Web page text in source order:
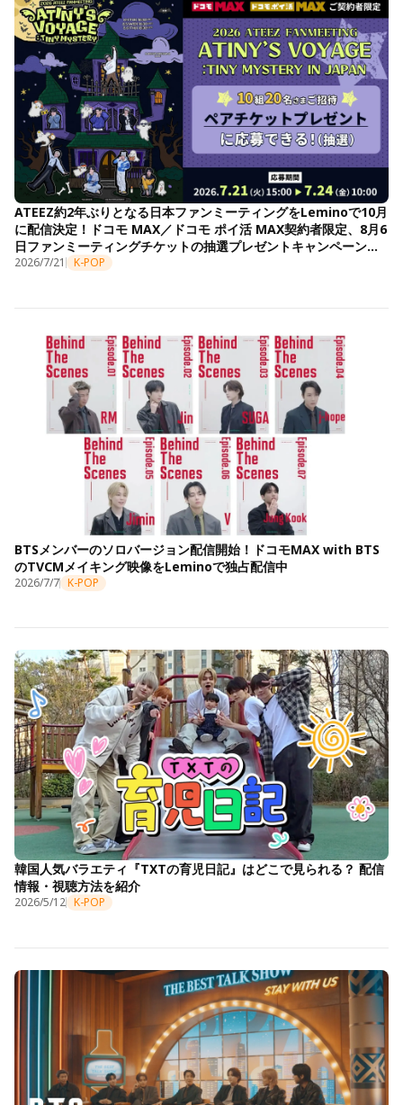
ATEEZ約2年ぶりとなる日本ファンミーティングをLeminoで10月
に配信決定！ドコモ MAX／ドコモ ポイ活 MAX契約者限定、8月6
日ファンミーティングチケットの抽選プレゼントキャンペーンも
開始
2026/7/21 K-POP
BTSメンバーのソロバージョン配信開始！ドコモMAX with BTS
のTVCMメイキング映像をLeminoで独占配信中
2026/7/7 K-POP
韓国人気バラエティ『TXTの育児日記』はどこで見られる？ 配信
情報・視聴方法を紹介
2026/5/12 K-POP